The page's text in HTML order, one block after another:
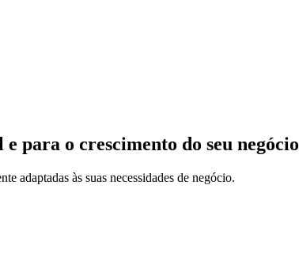
para o crescimento do seu negócio
adaptadas às suas necessidades de negócio.